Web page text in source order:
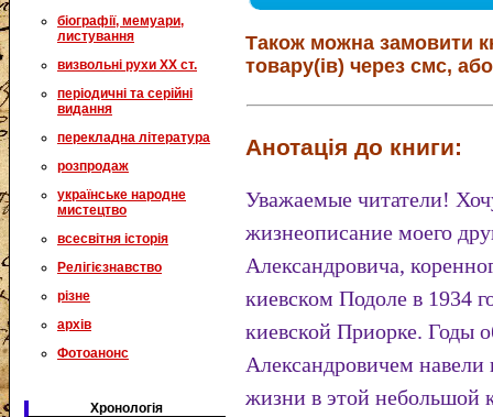
біографії, мемуари,
листування
визвольні рухи XX ст.
періодичні та серійні
видання
перекладна література
розпродаж
українське народне
мистецтво
всесвітня історія
Релігієзнавство
різне
архів
Фотоанонс
Хронологія
Також можна замовити
товару(ів) через смс,
Анотація до книги:
Уважаемые читатели!
жизнеописание моего
Александровича,
киевском Подоле в 1934
киевской Приорке. Годы
Александровичем
жизни в этой небольшой